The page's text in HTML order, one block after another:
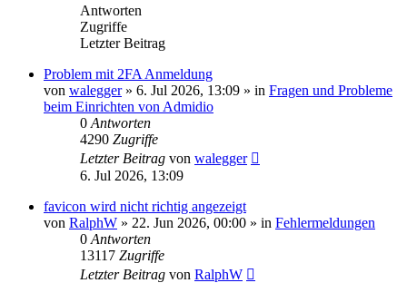
Antworten
Zugriffe
Letzter Beitrag
Problem mit 2FA Anmeldung
von walegger» 6. Jul 2026, 13:09 » in Fragen und Probleme
beim Einrichten von Admidio
0 Antworten
4290 Zugriffe
Letzter Beitrag von walegger
6. Jul 2026, 13:09
favicon wird nicht richtig angezeigt
von RalphW » 22. Jun 2026, 00:00 » in Fehlermeldungen
0 Antworten
13117 Zugriffe
Letzter Beitrag von RalphW